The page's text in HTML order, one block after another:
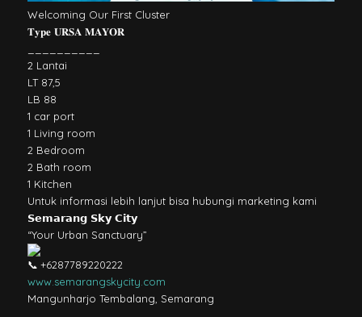
Welcoming Our First Cluster
𝐓𝐲𝐩𝐞 𝐔𝐑𝐒𝐀 𝐌𝐀𝐘𝐎𝐑
2 Lantai
LT 87,5
LB 88
1 car port
1 Living room
2 Bedroom
2 Bath room
1 Kitchen
Untuk informasi lebih lanjut bisa hubungi marketing kami
𝗦𝗲𝗺𝗮𝗿𝗮𝗻𝗴 𝗦𝗸𝘆 𝗖𝗶𝘁𝘆
“Your Urban Sanctuary”
+6287789220222
www.semarangskycity.com
Mangunharjo Tembalang, Semarang